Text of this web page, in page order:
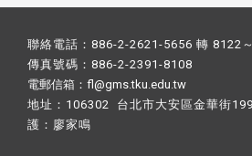
聯絡電話：886-2-2621-5656 轉 8122
傳真號碼：886-2-2391-8108
電郵信箱：fl@gms.tku.edu.tw
地址：106302 台北市大安區金華街
護： 廖家鳴​